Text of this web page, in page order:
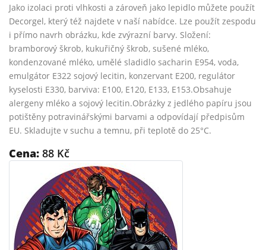
Jako izolaci proti vlhkosti a zároveň jako lepidlo můžete použít
Decorgel, který též najdete v naší nabídce. Lze použít zespodu
i přímo navrh obrázku, kde zvýrazní barvy. Složení:
bramborový škrob, kukuřičný škrob, sušené mléko,
kondenzované mléko, umělé sladidlo sacharin E954, voda,
emulgátor E322 sojový lecitin, konzervant E200, regulátor
kyselosti E330, barviva: E100, E120, E133, E153.Obsahuje
alergeny mléko a sojový lecitin.Obrázky z jedlého papíru jsou
potištěny potravinářskými barvami a odpovídají předpisům
EU. Skladujte v suchu a temnu, při teplotě do 25°C.
Cena: 88 Kč